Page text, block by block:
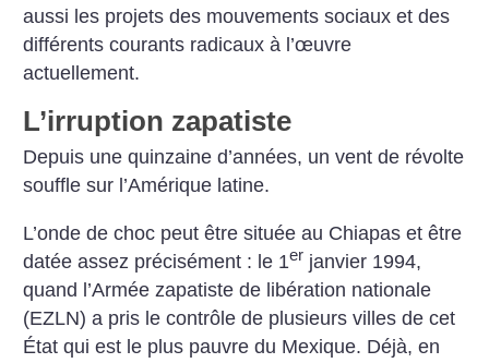
aussi les projets des mouvements sociaux et des
différents courants radicaux à l’œuvre
actuellement.
L’irruption zapatiste
Depuis une quinzaine d’années, un vent de révolte
souffle sur l’Amérique latine.
L’onde de choc peut être située au Chiapas et être
datée assez précisément : le 1er janvier 1994,
quand l’Armée zapatiste de libération nationale
(EZLN) a pris le contrôle de plusieurs villes de cet
État qui est le plus pauvre du Mexique. Déjà, en